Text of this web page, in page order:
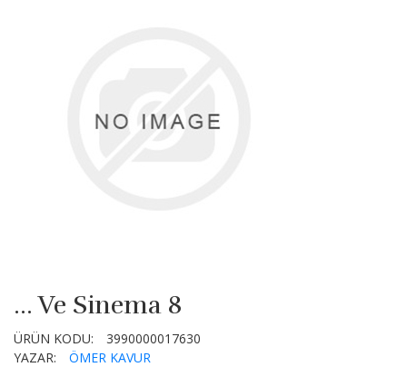
... Ve Sinema 8
ÜRÜN KODU:
3990000017630
YAZAR:
ÖMER KAVUR